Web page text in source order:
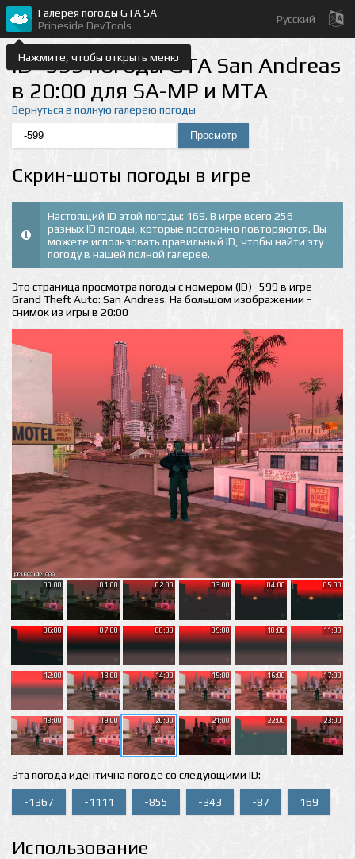
Нажмите, чтобы открыть меню
Галерея погоды GTA SA
Prineside DevTools
Русский
ID -599 погоды GTA San Andreas
в 20:00 для SA-MP и MTA
Вернуться в полную галерею погоды
Скрин-шоты погоды в игре
Настоящий ID этой погоды: 169. В игре всего 256
разных ID погоды, которые постоянно повторяются. Вы
можете использовать правильный ID, чтобы найти эту
погоду в нашей полной галерее.
Это страница просмотра погоды с номером (ID) -599 в игре
Grand Theft Auto: San Andreas. На большом изображении -
снимок из игры в 20:00
00:00 01:00 02:00 03:00 04:00 05:00
06:00 07:00 08:00 09:00 10:00 11:00
12:00 13:00 14:00 15:00 16:00 17:00
18:00 19:00 20:00 21:00 22:00 23:00
Эта погода идентична погоде со следующими ID:
-1367 -1111 -855 -343 -87 169
Использование